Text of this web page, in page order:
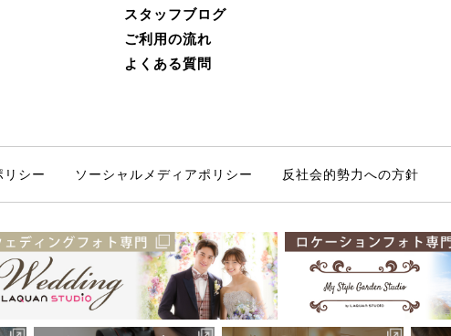
スタッフブログ
ご利用の流れ
よくある質問
リシー ソーシャルメディアポリシー 反社会的勢力への方針